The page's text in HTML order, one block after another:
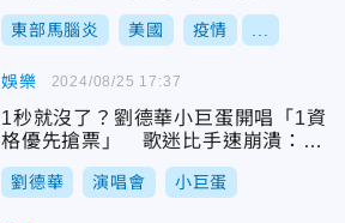
東部馬腦炎 美國 疫情
娛樂
1秒就沒了？劉德華小巨蛋開唱「1資
格優先搶票」 歌迷比手速崩潰：根
本進不去
劉德華 演唱會 小巨蛋
2024/08/25 17:37